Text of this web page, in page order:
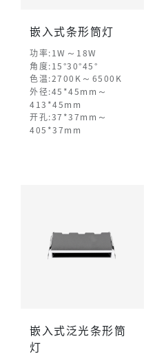
嵌入式条形筒灯
功率:1W ～ 18W
角度:15°30°45°
色温:2700K ～ 6500K
外径:45*45mm ～
413*45mm
开孔:37*37mm ～
405*37mm
嵌入式泛光条形筒
灯